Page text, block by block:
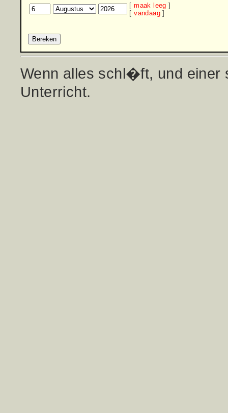
[maak leeg ]
[vandaag]
Wenn alles schl�ft, und einer
Unterricht.